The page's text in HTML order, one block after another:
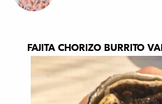
FAJITA CHORIZO BURRITO